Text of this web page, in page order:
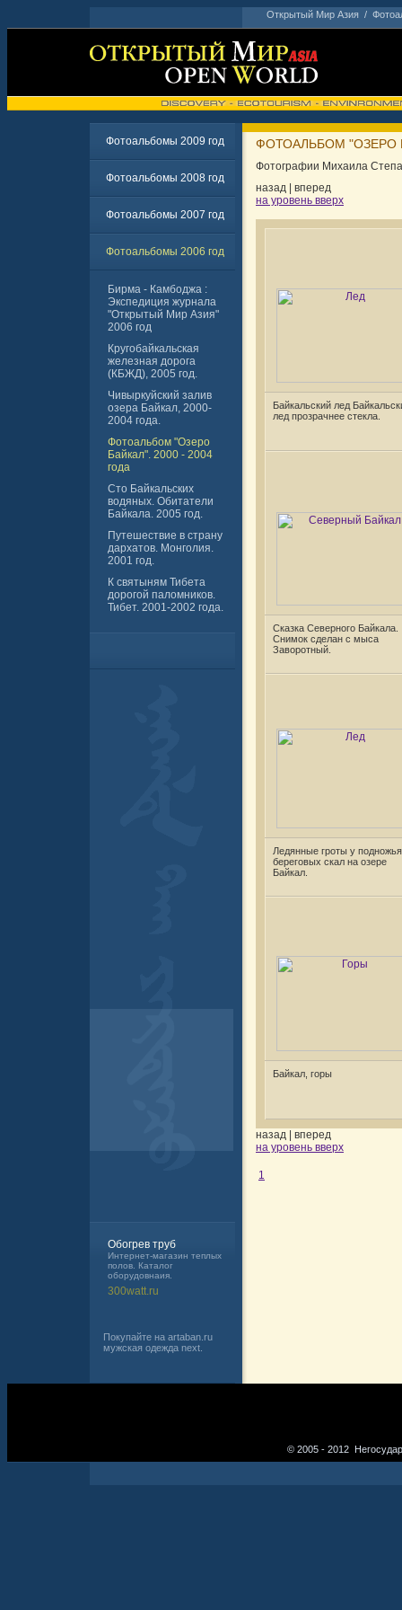
Открытый Мир Азия /
Фотоальбомы 2009 год
Фотоальбомы 2008 год
Фотоальбомы 2007 год
Фотоальбомы 2006 год
Бирма - Камбоджа :
Экспедиция журнала
"Открытый Мир Азия"
2006 год
Кругобайкальская
железная дорога
(КБЖД), 2005 год.
Чивыркуйский залив
озера Байкал, 2000-
2004 года.
Фотоальбом "Озеро
Байкал". 2000 - 2004
года
Сто Байкальских
водяных. Обитатели
Байкала. 2005 год.
Путешествие в страну
дархатов. Монголия.
2001 год.
К святыням Тибета
дорогой паломников.
Тибет. 2001-2002 года.
Обогрев труб
Интернет-магазин теплых
полов. Каталог
оборудовнаия.
300watt.ru
Покупайте на artaban.ru
мужская одежда next.
ФОТОАЛЬБОМ "ОЗЕРО
Фотографии Михаила
назад
вперед
на уровень вверх
Байкальский лед
лед прозрачнее стекла.
Сказка Северного Байкала.
Снимок сделан с мыса
Заворотный.
Ледянные гроты у подножья
береговых скал на озере
Байкал.
Байкал, горы
назад
вперед
на уровень вверх
1
© 2005 - 2012